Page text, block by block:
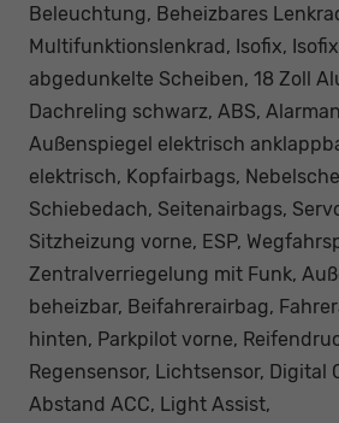
Beleuchtung, Beheizbares
Multifunktionslenkrad, Isofix,
abgedunkelte Scheiben, 18 Zoll
Dachreling schwarz, ABS,
Außenspiegel elektrisch
elektrisch, Kopfairbags,
Schiebedach, Seitenairbags,
Sitzheizung vorne, ESP,
Zentralverriegelung mit Funk,
beheizbar, Beifahrerairbag,
hinten, Parkpilot vorne,
Regensensor, Lichtsensor, Digital
Abstand ACC, Light Assist,